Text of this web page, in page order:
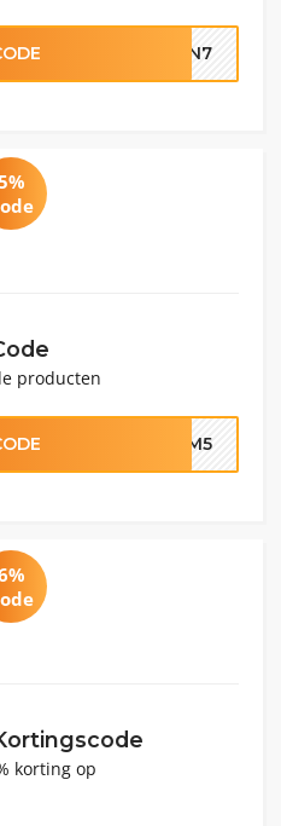
TEN7
producten
OEM5
korting op